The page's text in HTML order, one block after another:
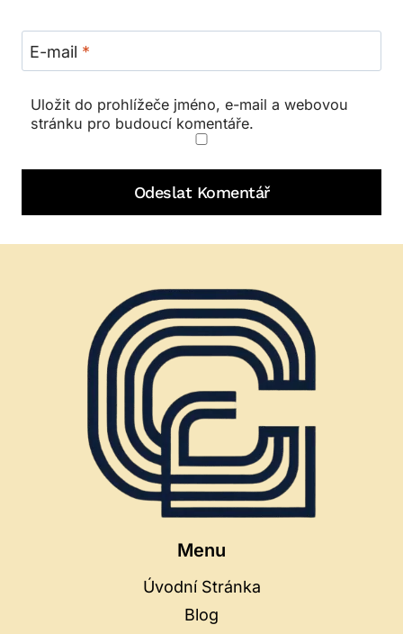
E-mail *
Uložit do prohlížeče jméno, e-mail a webovou
stránku pro budoucí komentáře.
Menu
Úvodní Stránka
Blog